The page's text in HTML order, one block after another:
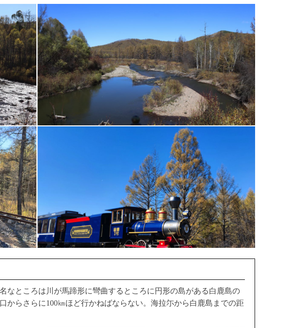
なところは川が馬蹄形に彎曲するところに円形の島がある白鹿島の
からさらに100㎞ほど行かねばならない。海拉尓から白鹿島までの距